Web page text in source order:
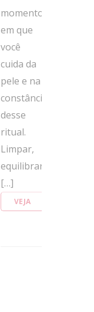
momento
em que
você
cuida da
pele e na
constância
desse
ritual.
Limpar,
equilibrar,
[…]
VEJA